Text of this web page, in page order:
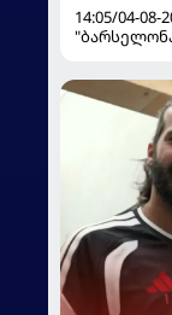
14:05/04-08-